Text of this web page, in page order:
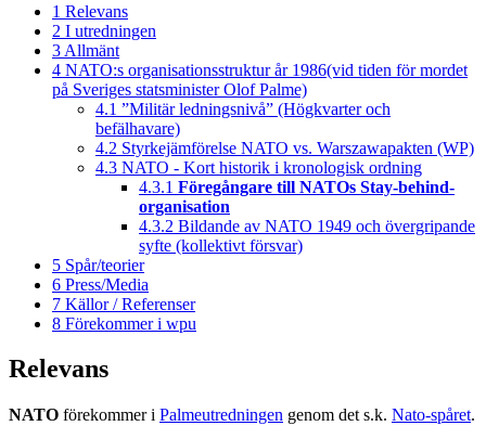
1 Relevans
2 I utredningen
3 Allmänt
4 NATO:s organisationsstruktur år 1986(vid tiden för mordet
på Sveriges statsminister Olof Palme)
4.1 ”Militär ledningsnivå” (Högkvarter och
befälhavare)
4.2 Styrkejämförelse NATO vs. Warszawapakten (WP)
4.3 NATO - Kort historik i kronologisk ordning
4.3.1 Föregångare till NATOs Stay-behind-
organisation
4.3.2 Bildande av NATO 1949 och övergripande
syfte (kollektivt försvar)
5 Spår/teorier
6 Press/Media
7 Källor / Referenser
8 Förekommer i wpu
Relevans
NATO förekommer i Palmeutredningen genom det s.k. Nato-spåret.